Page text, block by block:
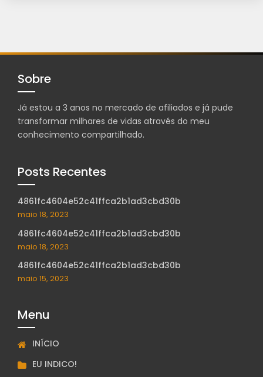
Sobre
Já estou a 3 anos no mercado de afiliados e já pude
transformar milhares de vidas através do meu
conhecimento compartilhado.
Posts Recentes
4861fc4604e52c41ffca2b1ad3cbd30b
maio 18, 2023
4861fc4604e52c41ffca2b1ad3cbd30b
maio 18, 2023
4861fc4604e52c41ffca2b1ad3cbd30b
maio 15, 2023
Menu
INÍCIO
EU INDICO!